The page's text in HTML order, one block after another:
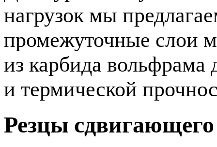
нагрузок мы
промежуточные слои
из карбида вольфрама
и термической
Резцы